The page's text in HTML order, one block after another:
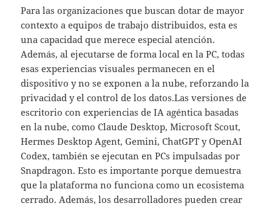
Para las organizaciones que buscan dotar de mayor
contexto a equipos de trabajo distribuidos, esta es
una capacidad que merece especial atención.
Además, al ejecutarse de forma local en la PC, todas
esas experiencias visuales permanecen en el
dispositivo y no se exponen a la nube, reforzando la
privacidad y el control de los datos.Las versiones de
escritorio con experiencias de IA agéntica basadas
en la nube, como Claude Desktop, Microsoft Scout,
Hermes Desktop Agent, Gemini, ChatGPT y OpenAI
Codex, también se ejecutan en PCs impulsadas por
Snapdragon. Esto es importante porque demuestra
que la plataforma no funciona como un ecosistema
cerrado. Además, los desarrolladores pueden crear